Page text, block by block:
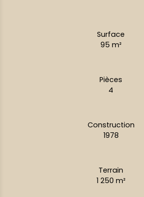
Surface
95 m²
Pièces
4
Construction
1978
Terrain
1 250 m²